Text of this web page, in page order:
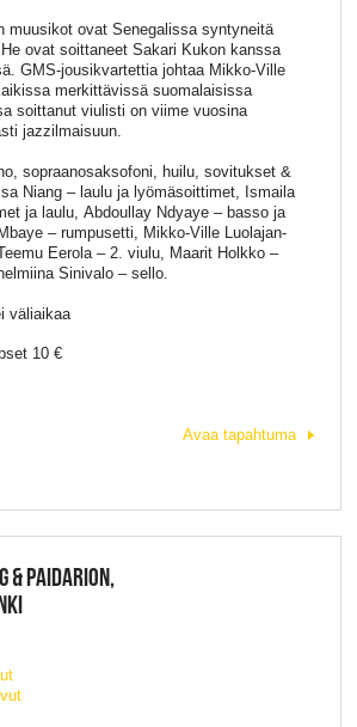
muusikot ovat Senegalissa syntyneitä
ovat soittaneet Sakari Kukon kanssa
GMS-jousikvartettia johtaa Mikko-Ville
merkittävissä suomalaisissa
soittanut viulisti on viime vuosina
jazzilmaisuun.
sopraanosaksofoni, huilu, sovitukset &
Niang – laulu ja lyömäsoittimet, Ismaila
ja laulu, Abdoullay Ndyaye – basso ja
– rumpusetti, Mikko-Ville Luolajan-
Eerola – 2. viulu, Maarit Holkko –
Sinivalo – sello.
väliaikaa
10 €
Avaa tapahtuma
& PAIDARION,